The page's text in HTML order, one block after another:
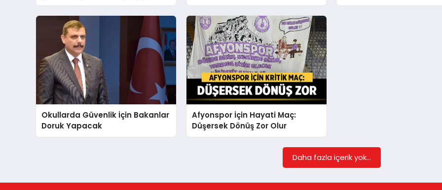
Okullarda Güvenlik İçin Bakanlar
Doruk Yapacak
Afyonspor İçin Hayati Maç:
Düşersek Dönüş Zor Olur
Daha fazla içerik yok...